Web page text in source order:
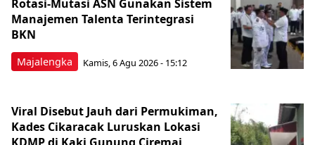
Majalengka
Rotasi-Mutasi ASN Gunakan Sistem
Manajemen Talenta Terintegrasi
BKN
Kamis, 6 Agu 2026 - 15:12
Viral Disebut Jauh dari Permukiman,
Kades Cikaracak Luruskan Lokasi